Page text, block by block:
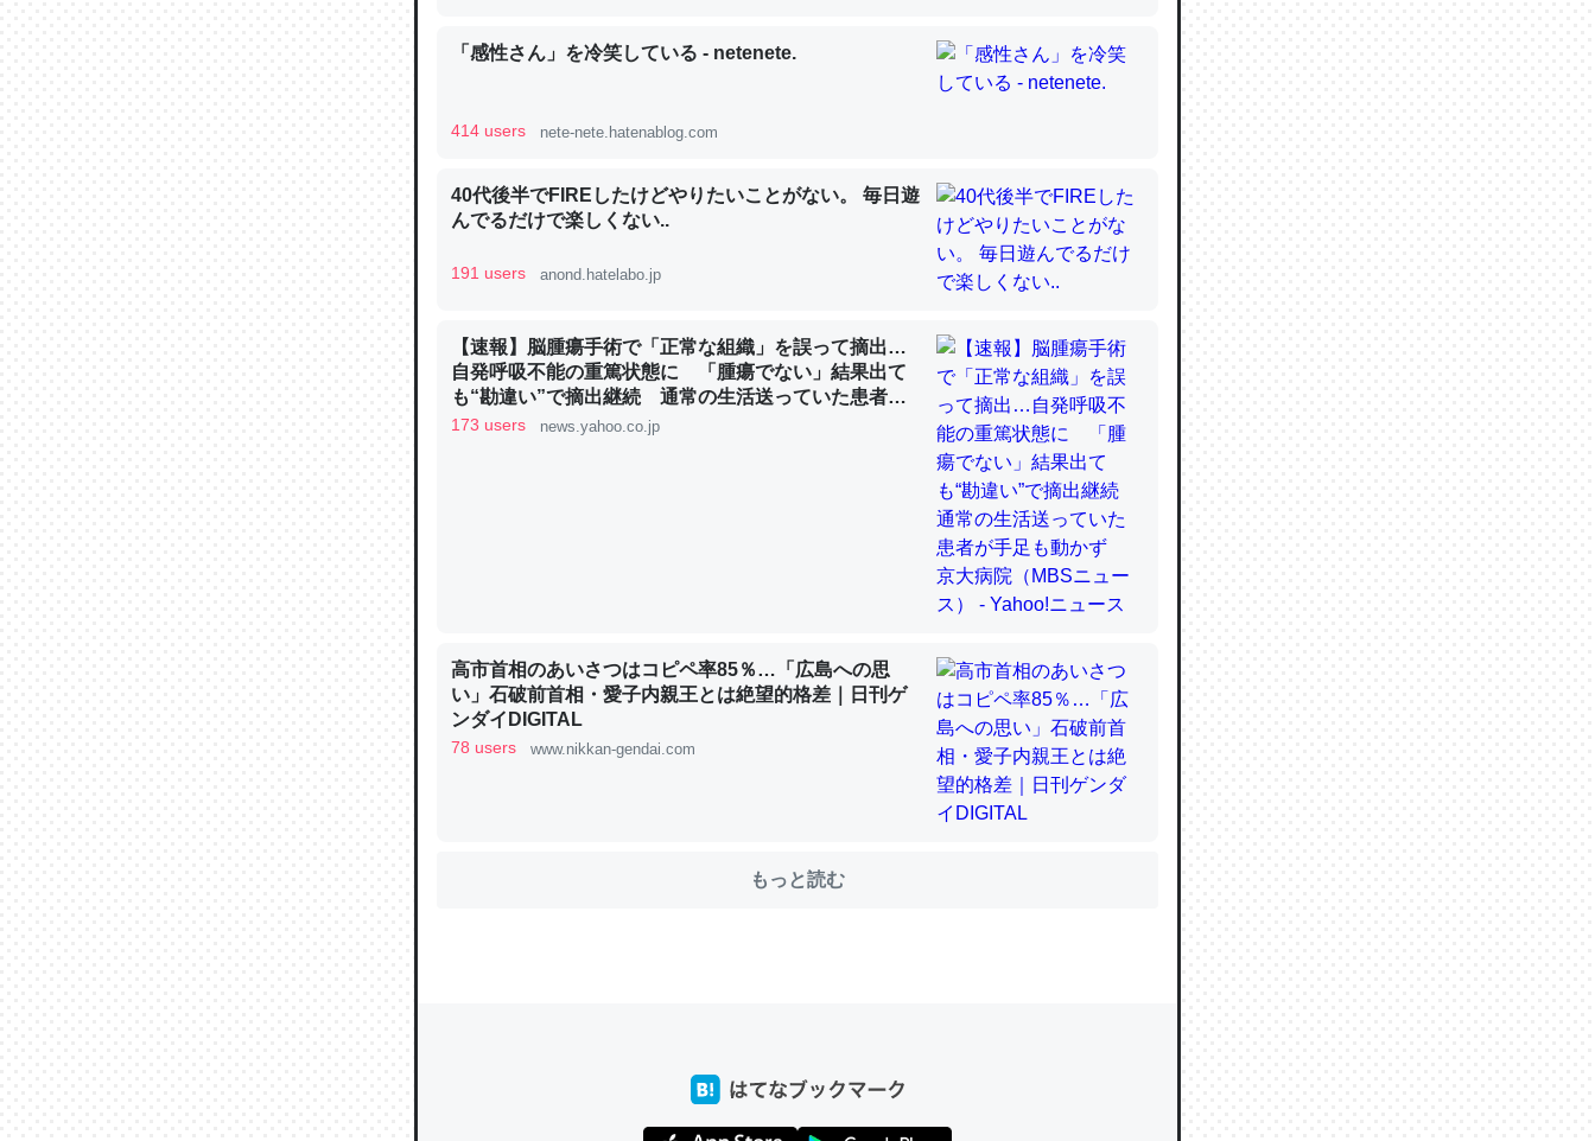
の600分の1程度。
─ニュース :: 【研究発表】昆虫学の大問題＝「昆虫はなぜ海にいないのか」に関する新仮説
論文では「淡水はカルシウムも酸素も不足してて両方に不利だから両方が拮抗してるので
は」とあって面白い。海にいる鋏角類（カブトガニ・ウミグモ）はカルシウムを使わずキ
─ニュース :: 【研究発表】昆虫学の大問題＝「昆虫はなぜ海にいないのか」に関する新仮説
これを元に考えるとカルシウムを大量に使う脊椎動物と貝類は苦労してるんだな…。腹足
─ニュース :: 【研究発表】昆虫学の大問題＝「昆虫はなぜ海にいないのか」に関する新仮説
ウチもEchoを実家に置いて４年。でたまに覗いてる。ぼちぼちRingも置こうかと画策
中。あと、Googleマップで位置情報を共有してる。電池残量や充電中かが分かるのでこ
れ見て生きてるなって分かる。
─たまにLINEするくらいだった遠方の父67歳と僕。ITツール導入でコミュニケーションが劇的に変化し
「感性さん」を冷笑している - netenete.
414 users nete-nete.hatenablog.com
40代後半でFIREしたけどやりたいことがない。 毎日遊
んでるだけで楽しくない..
191 users anond.hatelabo.jp
【速報】脳腫瘍手術で「正常な組織」を誤って摘出…
自発呼吸不能の重篤状態に 「腫瘍でない」結果出て
も“勘違い”で摘出継続 通常の生活送っていた患者が
手足も動かず 京大病院（MBSニュース） - Yahoo!ニ
173 users news.yahoo.co.jp
高市首相のあいさつはコピペ率85％…「広島への思
い」石破前首相・愛子内親王とは絶望的格差｜日刊ゲ
ンダイDIGITAL
78 users www.nikkan-gendai.com
もっと読む